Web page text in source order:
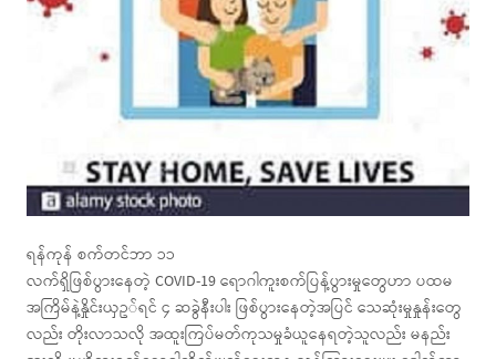
ရန်ကုန် စက်တင်ဘာ ၁၁
လက်ရှိဖြစ်ပွားနေတဲ့ COVID-19 ရောဂါကူးစက်ပြန့်ပွားမှုတွေဟာ ပထမ
အကြိမ်နဲ့နှိုင်းယှဥ◌်ရင် ၄ ဆခွဲနီးပါး ဖြစ်ပွားနေတဲ့အပြင် သေဆုံးမှုနှုန်းတွေ
လည်း တိုးလာသလို အထူးကြပ်မတ်ကုသမှုခံယူနေရတဲ့သူလည်း မနည်း